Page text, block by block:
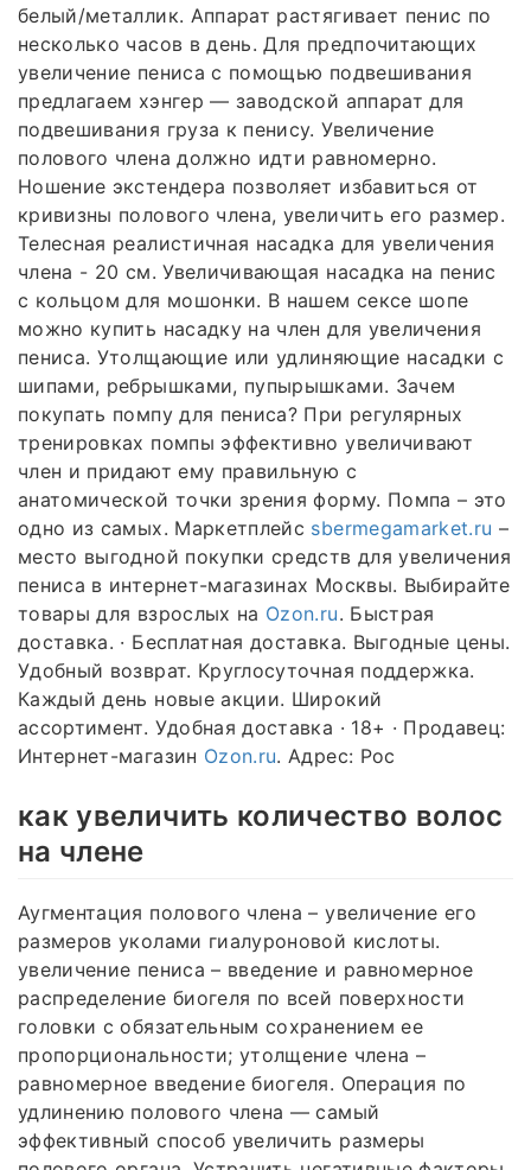
белый/металлик. Аппарат растягивает пенис по
несколько часов в день. Для предпочитающих
увеличение пениса с помощью подвешивания
предлагаем хэнгер — заводской аппарат для
подвешивания груза к пенису. Увеличение
полового члена должно идти равномерно.
Ношение экстендера позволяет избавиться от
кривизны полового члена, увеличить его размер.
Телесная реалистичная насадка для увеличения
члена - 20 см. Увеличивающая насадка на пенис
с кольцом для мошонки. В нашем сексе шопе
можно купить насадку на член для увеличения
пениса. Утолщающие или удлиняющие насадки с
шипами, ребрышками, пупырышками. Зачем
покупать помпу для пениса? При регулярных
тренировках помпы эффективно увеличивают
член и придают ему правильную с
анатомической точки зрения форму. Помпа – это
одно из самых. Маркетплейс sbermegamarket.ru –
место выгодной покупки средств для увеличения
пениса в интернет-магазинах Москвы. Выбирайте
товары для взрослых на Ozon.ru. Быстрая
доставка. · Бесплатная доставка. Выгодные цены.
Удобный возврат. Круглосуточная поддержка.
Каждый день новые акции. Широкий
ассортимент. Удобная доставка · 18+ · Продавец:
Интернет-магазин Ozon.ru. Адрес: Рос
как увеличить количество волос
на члене
Аугментация полового члена – увеличение его
размеров уколами гиалуроновой кислоты.
увеличение пениса – введение и равномерное
распределение биогеля по всей поверхности
головки с обязательным сохранением ее
пропорциональности; утолщение члена –
равномерное введение биогеля. Операция по
удлинению полового члена — самый
эффективный способ увеличить размеры